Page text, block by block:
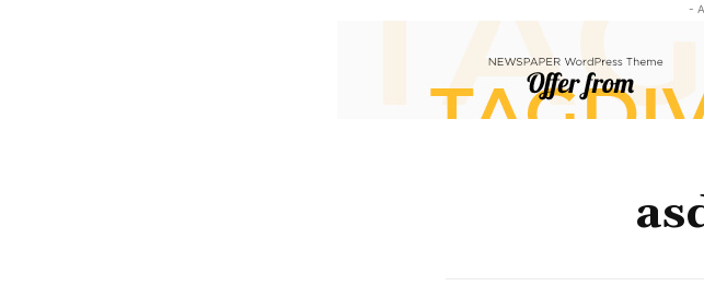
-